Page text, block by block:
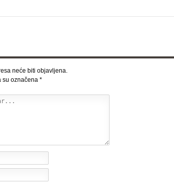
neće biti objavljena.
su označena *